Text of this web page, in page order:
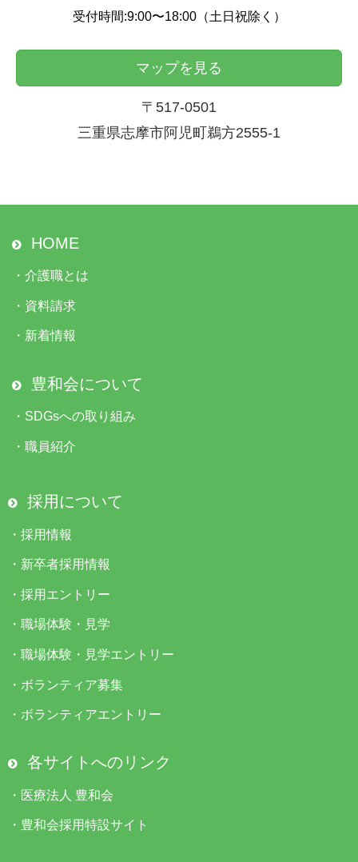
受付時間:9:00〜18:00（土日祝除く）
マップを見る
〒517-0501
三重県志摩市阿児町鵜方2555-1
HOME
・ 介護職とは
・ 資料請求
・ 新着情報
豊和会について
・ SDGsへの取り組み
・ 職員紹介
採用について
・ 採用情報
・ 新卒者採用情報
・ 採用エントリー
・ 職場体験・見学
・ 職場体験・見学エントリー
・ ボランティア募集
・ ボランティアエントリー
各サイトへのリンク
・ 医療法人 豊和会
・ 豊和会採用特設サイト